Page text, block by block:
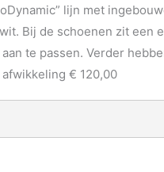
lijn met
Bij de schoenen zit een
te passen. Verder
€ 120,00